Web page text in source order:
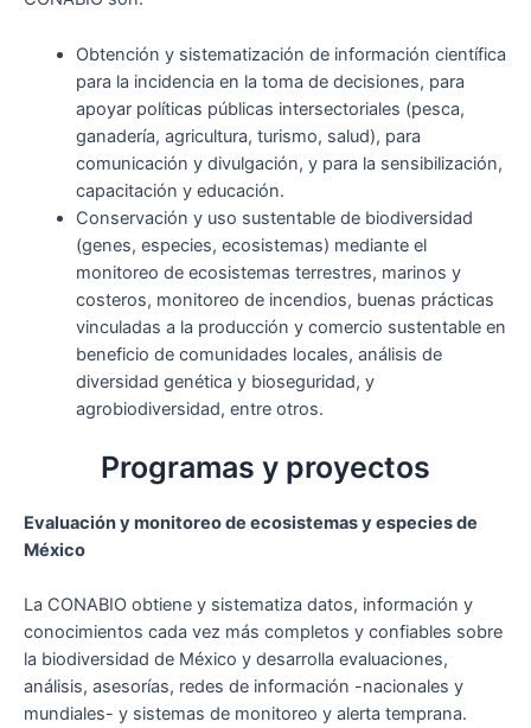
Obtención y sistematización de información científica
para la incidencia en la toma de decisiones, para
apoyar políticas públicas intersectoriales (pesca,
ganadería, agricultura, turismo, salud), para
comunicación y divulgación, y para la sensibilización,
capacitación y educación.
Conservación y uso sustentable de biodiversidad
(genes, especies, ecosistemas) mediante el
monitoreo de ecosistemas terrestres, marinos y
costeros, monitoreo de incendios, buenas prácticas
vinculadas a la producción y comercio sustentable en
beneficio de comunidades locales, análisis de
diversidad genética y bioseguridad, y
agrobiodiversidad, entre otros.
Programas y proyectos
Evaluación y monitoreo de ecosistemas y especies de
México
La CONABIO obtiene y sistematiza datos, información y
conocimientos cada vez más completos y confiables sobre
la biodiversidad de México y desarrolla evaluaciones,
análisis, asesorías, redes de información -nacionales y
mundiales- y sistemas de monitoreo y alerta temprana.